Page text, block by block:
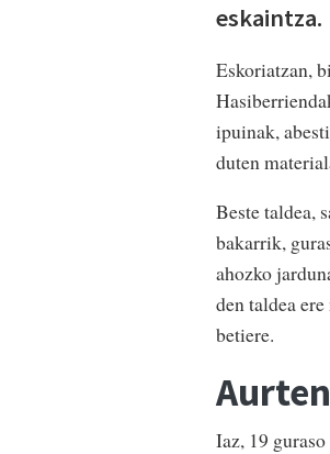
eskaintza.
Eskoriatzan,
ipuinak,
duten
Beste taldea,
bakarrik,
ahozko
den taldea
betiere.
Iaz, 19